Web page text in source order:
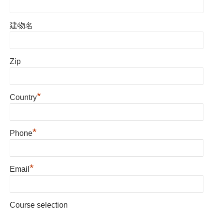
建物名
Zip
Country*
Phone*
Email *
Course selection